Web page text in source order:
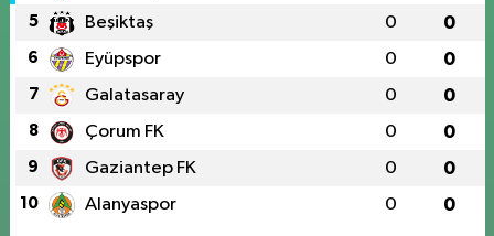
5 Beşiktaş 0 0
6 Eyüpspor 0 0
7 Galatasaray 0 0
8 Çorum FK 0 0
9 Gaziantep FK 0 0
10 Alanyaspor 0 0